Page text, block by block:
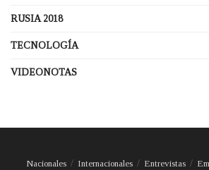
RUSIA 2018
TECNOLOGÍA
VIDEONOTAS
Nacionales Internacionales Entrevistas